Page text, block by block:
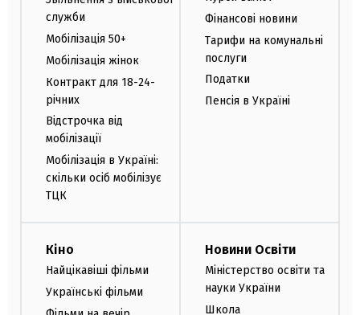
служби
Мобілізація 50+
Мобілізація жінок
Контракт для 18-24-
річних
Відстрочка від
мобілізації
Мобілізація в Україні:
скільки осіб мобілізує
ТЦК
Фінансові новини
Тарифи на комунальні
послуги
Податки
Пенсія в Україні
Кіно
Найцікавіші фільми
Українські фільми
Новини Освіти
Міністерство освіти та
науки України
Школа